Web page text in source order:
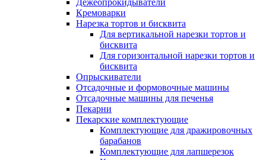
Дежеопрокидыватели
Кремоварки
Нарезка тортов и бисквита
Для вертикальной нарезки тортов и
бисквита
Для горизонтальной нарезки тортов и
бисквита
Опрыскиватели
Отсадочные и формовочные машины
Отсадочные машины для печенья
Пекарни
Пекарские комплектующие
Комплектующие для дражировочных
барабанов
Комплектующие для лапшерезок